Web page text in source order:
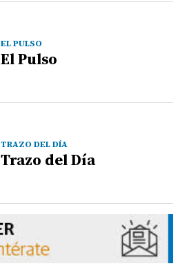
EL PULSO
El Pulso
TRAZO DEL DÍA
Trazo del Día